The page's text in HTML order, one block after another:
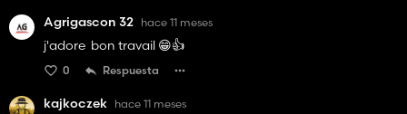
Agrigascon 32 hace 11 meses
j'adore bon travail 😁👍️
0 Respuesta
kajkoczek hace 11 meses